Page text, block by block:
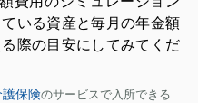
いる資産と毎月の年金額
際の目安にしてみてくだ
護保険のサービスで入所できる